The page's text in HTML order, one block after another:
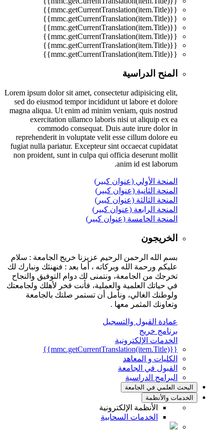
{{mmc.getCurrentTranslation(item.Title)}}
{{mmc.getCurrentTranslation(item.Title)}}
{{mmc.getCurrentTranslation(item.Title)}}
{{mmc.getCurrentTranslation(item.Title)}}
{{mmc.getCurrentTranslation(item.Title)}}
{{mmc.getCurrentTranslation(item.Title)}}
المنح الدراسية
Lorem ipsum dolor sit amet, consectetur adipisicing elit,
sed do eiusmod tempor incididunt ut labore et dolore
magna aliqua. Ut enim ad minim veniam, quis nostrud
exercitation ullamco laboris nisi ut aliquip ex ea
commodo consequat. Duis aute irure dolor in
reprehenderit in voluptate velit esse cillum dolore eu
fugiat nulla pariatur. Excepteur sint occaecat cupidatat
non proident, sunt in culpa qui officia deserunt mollit
anim id est laborum.
المنحة الأولي (عنوان كبير)
المنحة الثانية (عنوان كبير)
المنحة الثالثة (عنوان كبير)
المنحة الرابعة (عنوان كبير)
المنحة الخامسة (عنوان كبير)
الخريجون
بسم الله الرحمن الرحيم عزيزنا خريج الجامعة : سلام
عليكم ورحمة الله وبركاته ، أما بعد : فنهنئك ونبارك لك
تخرجك من الجامعة، ونتمنى لك دوام التوفيق والنجاح
في حياتك العلمية والعملية، فأنت فخر لأهلك ولجامعتك
ولوطنك الغالي، ونأمل أن تستمر صلتك بالجامعة
وتعاونك المثمر معها .
عمادة القبول والتسجيل
برنامج خريج
الخدمات الإلكترونية
{{mmc.getCurrentTranslation(item.Title)}}
الكليات و المعاهد
القبول في الجامعة
البرامج الدراسية
البحث العلمي في الجامعة
الخدمات والأنظمة
الأنظمة الإلكترونية
الخدمات السحابية